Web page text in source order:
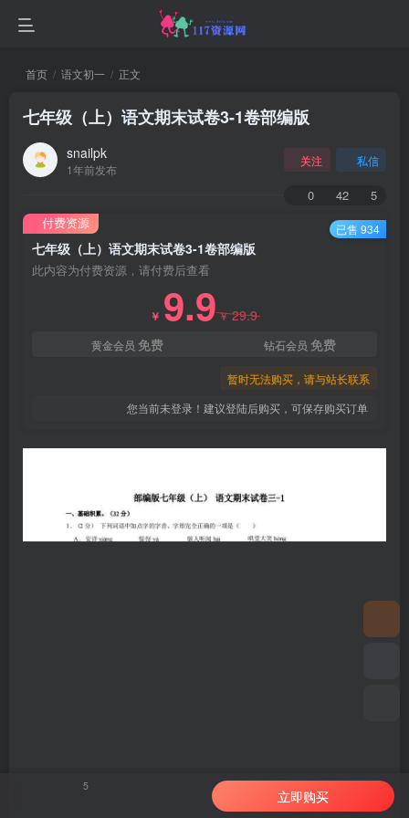
首页 语文初一 正文
七年级（上）语文期末试卷3-1卷部编版
snailpk
1年前发布
关注 私信
0 42 5
七年级（上）语文期末试卷3-1卷部编版
此内容为付费资源，请付费后查看
￥ 9.9￥29.9
黄金会员 免费 钻石会员 免费
暂时无法购买，请与站长联系
您当前未登录！建议登陆后购买，可保存购买订单
付费资源 已售 934
5
立即购买